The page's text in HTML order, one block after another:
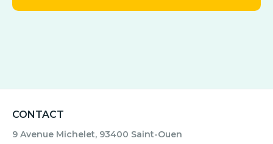
CONTACT
9 Avenue Michelet, 93400 Saint-Ouen